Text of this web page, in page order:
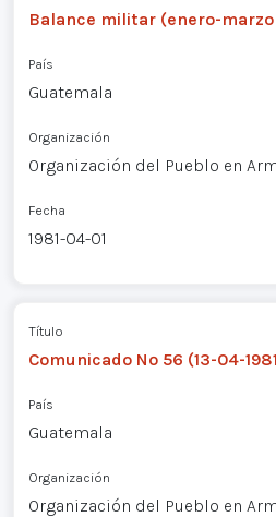
Balance militar (enero-marzo
País
Guatemala
Organización
Organización del Pueblo en
Fecha
1981-04-01
Título
Comunicado Nº 56 (13-04-
País
Guatemala
Organización
Organización del Pueblo en